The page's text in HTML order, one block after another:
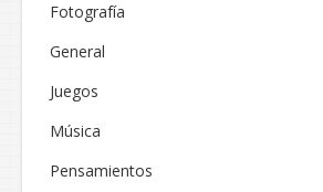
Fotografía
General
Juegos
Música
Pensamientos